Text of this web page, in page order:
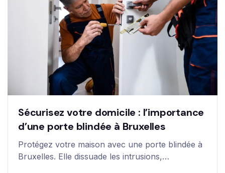
Sécurisez votre domicile : l’importance
d’une porte blindée à Bruxelles
Protégez votre maison avec une porte blindée à
Bruxelles. Elle dissuade les intrusions,…